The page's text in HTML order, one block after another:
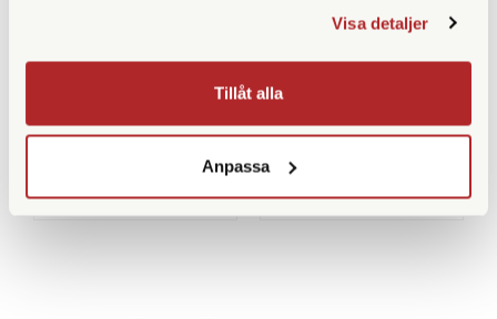
Visa detaljer
Tillåt alla
Anpassa
2.890 SEK
Peak Design Travel
Backpack 45L Coyote
2.890 SEK